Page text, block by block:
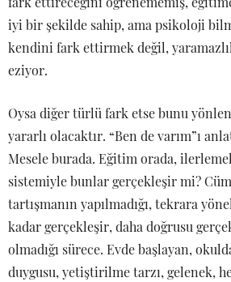
iyi bir şekilde sahip, ama psikoloji
kendini fark ettirmek değil,
eziyor.
Oysa diğer türlü fark etse bunu
yararlı olacaktır. “Ben de varım”ı
Mesele burada. Eğitim orada,
sistemiyle bunlar gerçekleşir mi?
tartışmanın yapılmadığı, tekrara
kadar gerçekleşir, daha doğrusu
olmadığı sürece. Evde başlayan,
duygusu, yetiştirilme tarzı, gelenek,